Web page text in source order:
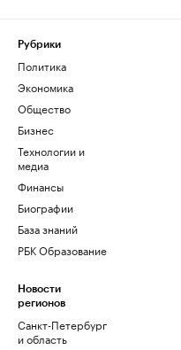
Рубрики
Политика
Экономика
Общество
Бизнес
Технологии и
медиа
Финансы
Биографии
База знаний
РБК Образование
Новости
регионов
Санкт-Петербург
и область